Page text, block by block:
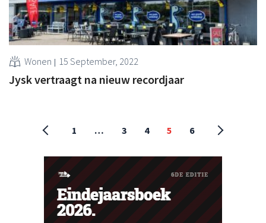
Wonen 15 September, 2022
Jysk vertraagt na nieuw recordjaar
1 … 3 4 5 6